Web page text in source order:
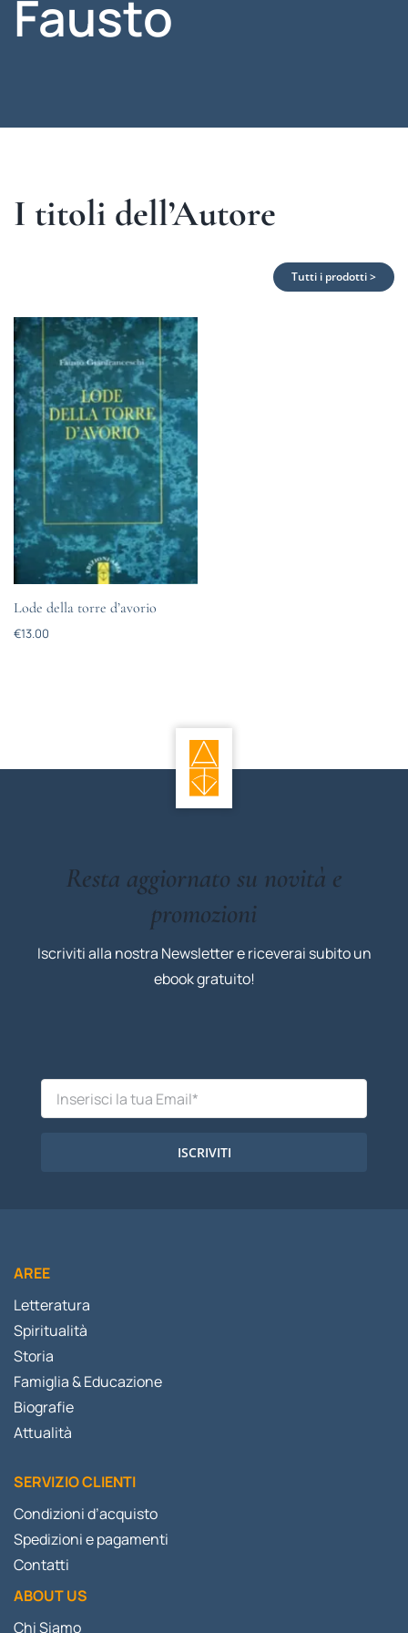
Fausto
I titoli dell’Autore
Tutti i prodotti >
Lode della torre d’avorio
€13.00
Resta aggiornato su novità e
promozioni
Iscriviti alla nostra Newsletter e riceverai subito un
ebook gratuito!
ISCRIVITI
AREE
Letteratura
Spiritualità
Storia
Famiglia & Educazione
Biografie
Attualità
SERVIZIO CLIENTI
Condizioni d’acquisto
Spedizioni e pagamenti
Contatti
ABOUT US
Chi Siamo